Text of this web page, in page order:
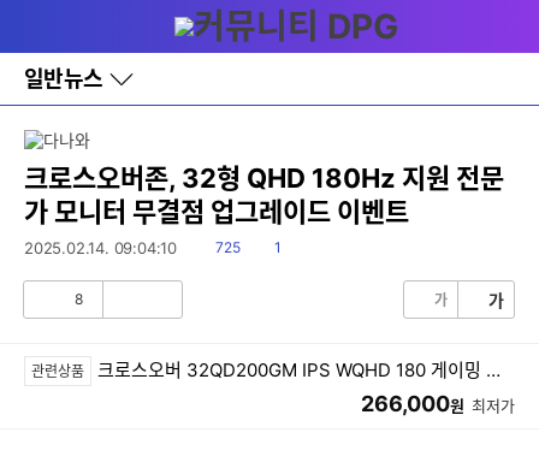
와
홈
일반뉴스
바
로
레
이
어
창
토
크로스오버존, 32형 QHD 180Hz 지원 전문
가 모니터 무결점 업그레이드 이벤트
2025.02.14. 09:04:10
읽
725
댓1
8 가 가
관련상품 크로스오버 32QD200GM IPS WQHD 180 게이밍 멀티스탠드
266,000원 최저가